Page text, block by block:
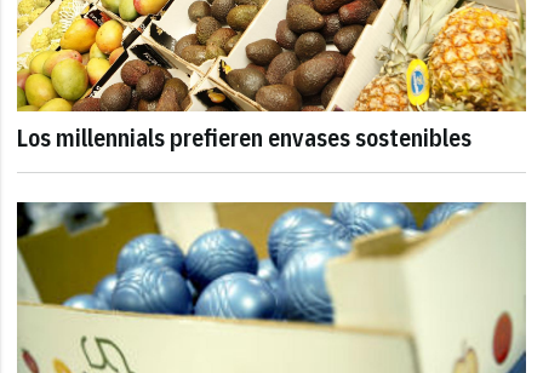
Los millennials prefieren envases sostenibles